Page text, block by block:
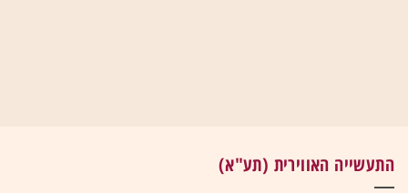
התעשייה האווירית (תע"א)